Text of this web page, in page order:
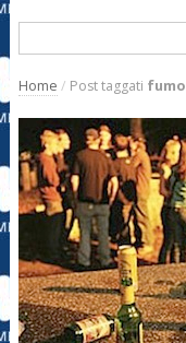
Home / Post taggati fumo